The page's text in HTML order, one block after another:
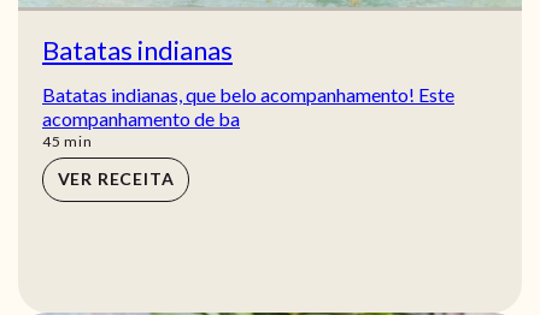
Batatas indianas
Batatas indianas, que belo acompanhamento! Este
acompanhamento de ba
45 min
min
VER RECEITA